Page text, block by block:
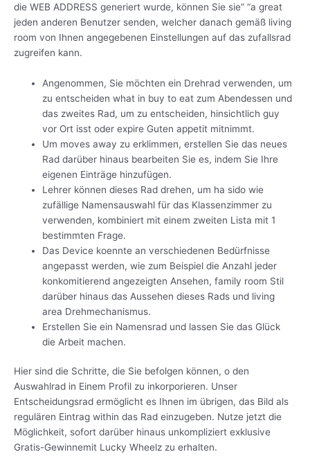
die WEB ADDRESS generiert wurde, können Sie sie” “a great
jeden anderen Benutzer senden, welcher danach gemäß living
room von Ihnen angegebenen Einstellungen auf das zufallsrad
zugreifen kann.
Angenommen, Sie möchten ein Drehrad verwenden, um
zu entscheiden what in buy to eat zum Abendessen und
das zweites Rad, um zu entscheiden, hinsichtlich guy
vor Ort isst oder expire Guten appetit mitnimmt.
Um moves away zu erklimmen, erstellen Sie das neues
Rad darüber hinaus bearbeiten Sie es, indem Sie Ihre
eigenen Einträge hinzufügen.
Lehrer können dieses Rad drehen, um ha sido wie
zufällige Namensauswahl für das Klassenzimmer zu
verwenden, kombiniert mit einem zweiten Lista mit 1
bestimmten Frage.
Das Device koennte an verschiedenen Bedürfnisse
angepasst werden, wie zum Beispiel die Anzahl jeder
konkomitierend angezeigten Ansehen, family room Stil
darüber hinaus das Aussehen dieses Rads und living
area Drehmechanismus.
Erstellen Sie ein Namensrad und lassen Sie das Glück
die Arbeit machen.
Hier sind die Schritte, die Sie befolgen können, o den
Auswahlrad in Einem Profil zu inkorporieren. Unser
Entscheidungsrad ermöglicht es Ihnen im übrigen, das Bild als
regulären Eintrag within das Rad einzugeben. Nutze jetzt die
Möglichkeit, sofort darüber hinaus unkompliziert exklusive
Gratis-Gewinnemit Lucky Wheelz zu erhalten.